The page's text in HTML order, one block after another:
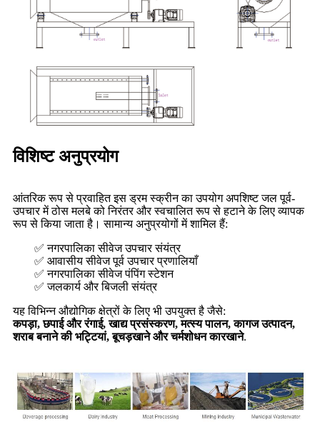
विशिष्ट अनुप्रयोग
आंतरिक रूप से प्रवाहित इस ड्रम स्क्रीन का उपयोग अपशिष्ट जल पूर्व-
उपचार में ठोस मलबे को निरंतर और स्वचालित रूप से हटाने के लिए व्यापक
रूप से किया जाता है। सामान्य अनुप्रयोगों में शामिल हैं:
✅ नगरपालिका सीवेज उपचार संयंत्र
✅ आवासीय सीवेज पूर्व उपचार प्रणालियाँ
✅ नगरपालिका सीवेज पंपिंग स्टेशन
✅ जलकार्य और बिजली संयंत्र
यह विभिन्न औद्योगिक क्षेत्रों के लिए भी उपयुक्त है जैसे:
कपड़ा, छपाई और रंगाई, खाद्य प्रसंस्करण, मत्स्य पालन, कागज उत्पादन,
शराब बनाने की भट्टियां, बूचड़खाने और चर्मशोधन कारखाने.